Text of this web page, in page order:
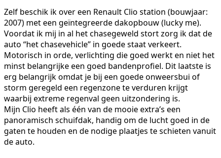
Zelf beschik ik over een Renault Clio station (bouwjaar:
2007) met een geïntegreerde dakopbouw (lucky me).
Voordat ik mij in al het chasegeweld stort zorg ik dat de
auto “het chasevehicle” in goede staat verkeert.
Motorisch in orde, verlichting die goed werkt en niet het
minst belangrijke een goed bandenprofiel. Dit laatste is
erg belangrijk omdat je bij een goede onweersbui of
storm geregeld een regenzone te verduren krijgt
waarbij extreme regenval geen uitzondering is.
Mijn Clio heeft als één van de mooie extra’s een
panoramisch schuifdak, handig om de lucht goed in de
gaten te houden en de nodige plaatjes te schieten vanuit
de auto.